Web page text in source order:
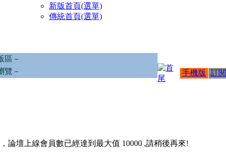
新版首頁(選單)
傳統首頁(選單)
區－
覽－
手機版 訂閱
論壇上線會員數已經達到最大值 10000 ,請稍後再來!